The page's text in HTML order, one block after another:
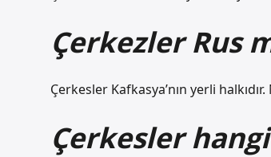
Çerkezler Rus
Çerkesler Kafkasya’nın yerli
Çerkesler